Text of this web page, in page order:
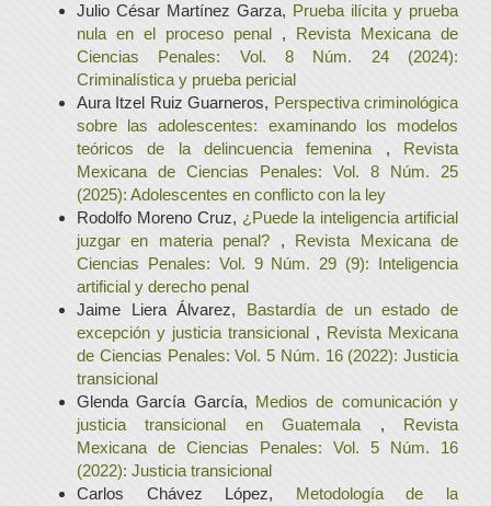
Julio César Martínez Garza, Prueba ilícita y prueba
nula en el proceso penal ,
Revista Mexicana de
Ciencias Penales: Vol. 8 Núm. 24 (2024):
Criminalística y prueba pericial
Aura Itzel Ruiz Guarneros, Perspectiva criminológica
sobre las adolescentes: examinando los modelos
teóricos de la delincuencia femenina ,
Revista
Mexicana de Ciencias Penales: Vol. 8 Núm. 25
(2025): Adolescentes en conflicto con la ley
Rodolfo Moreno Cruz, ¿Puede la inteligencia artificial
juzgar en materia penal? ,
Revista Mexicana de
Ciencias Penales: Vol. 9 Núm. 29 (9): Inteligencia
artificial y derecho penal
Jaime Liera Álvarez,
Bastardía de un estado de
excepción y justicia transicional , Revista Mexicana
de Ciencias Penales: Vol. 5 Núm. 16 (2022): Justicia
transicional
Glenda García García, Medios de comunicación y
justicia transicional en Guatemala ,
Revista
Mexicana de Ciencias Penales: Vol. 5 Núm. 16
(2022): Justicia transicional
Carlos Chávez López,
Metodología de la